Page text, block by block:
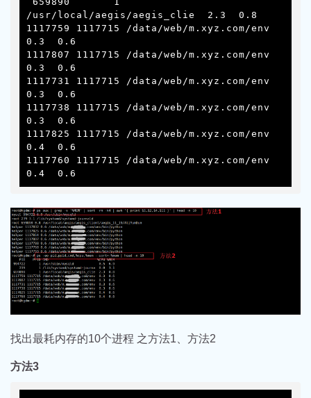
/usr/local/aegis/aegis_clie  2.3  0.8
1117759 1117715 /data/web/m.xyz.com/env
0.3  0.6
1117807 1117715 /data/web/m.xyz.com/env
0.3  0.6
1117731 1117715 /data/web/m.xyz.com/env
0.3  0.6
1117738 1117715 /data/web/m.xyz.com/env
0.3  0.6
1117825 1117715 /data/web/m.xyz.com/env
0.4  0.6
1117760 1117715 /data/web/m.xyz.com/env
0.4  0.6
找出最耗内存的10个进程 之方法1、方法2
方法3